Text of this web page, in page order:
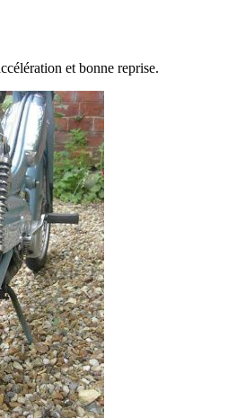
et bonne reprise.